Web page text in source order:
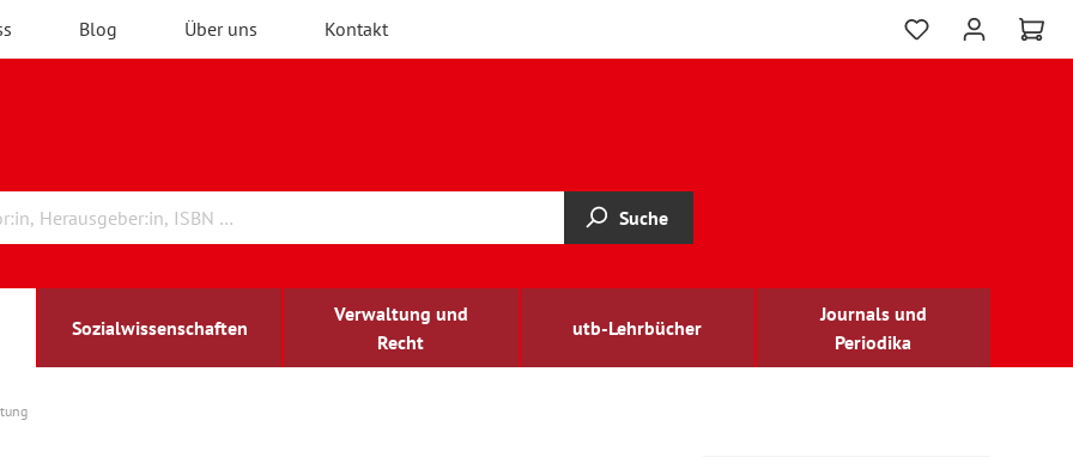
Blog Über uns Kontakt
Suche
Sozialwissenschaften
Verwaltung und
Recht
utb-Lehrbücher
Journals und
Periodika
Erwachsenenbildung
sehbehindert